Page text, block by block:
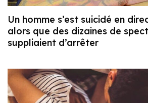
Un homme s’est suicidé en
alors que des dizaines de
suppliaient d’arrêter